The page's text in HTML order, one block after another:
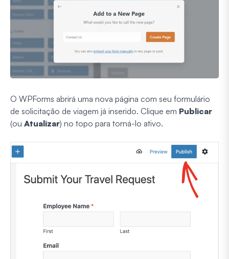
O WPForms abrirá uma nova página com seu formulário
de solicitação de viagem já inserido. Clique em Publicar
(ou Atualizar) no topo para torná-lo ativo.